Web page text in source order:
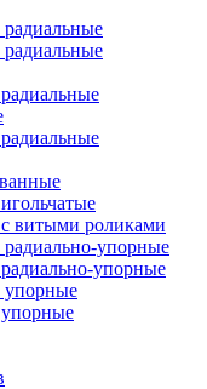
витыми роликами
упорные
упорные